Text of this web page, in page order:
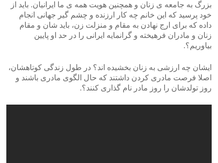
بزرگ به جامعه ی زنان و همچنین هویت همه ی ما ایرانیان. باید از
خود پرسید که این خانم چه کار ارزنده و چشم گیر جهانی انجام
داده که برای ارج نهادن به مقام و منزلت زن، باید شان و مقام
زنان و مادران فرهیخته و گرانمایه ایرانی را در حد او پایین
بیاوریم؟.
ایشان چه ارزشی به زنان بخشیده اند؟ در طول زندگی کوتاهشان،
اصلا فرصت مادری کردن داشتند که حال الگوی مادری باشند و
روز تولدشان را روز مادر نام گذاری کنند؟.